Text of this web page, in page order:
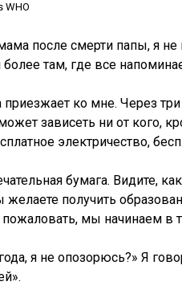
WHO
после смерти папы, я не
там, где все
ко мне. Через
может зависеть ни от кого,
электричество,
бумага. Видите,
желаете получить
мы начинаем в
я не опозорюсь?» Я